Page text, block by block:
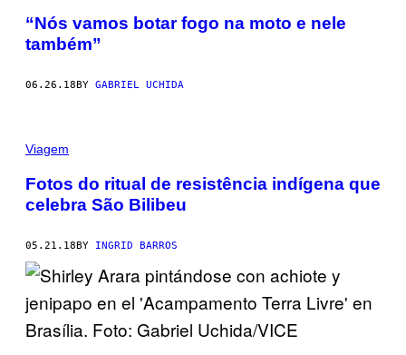
“Nós vamos botar fogo na moto e nele
também”
06.26.18 BY GABRIEL UCHIDA
Viagem
Fotos do ritual de resistência indígena que
celebra São Bilibeu
05.21.18BY INGRID BARROS